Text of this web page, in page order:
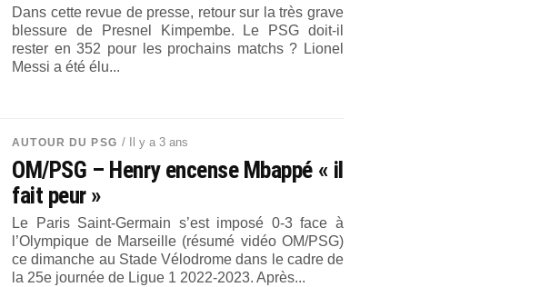
Dans cette revue de presse, retour sur la très grave
blessure de Presnel Kimpembe. Le PSG doit-il
rester en 352 pour les prochains matchs ? Lionel
Messi a été élu...
AUTOUR DU PSG / Il y a 3 ans
OM/PSG – Henry encense Mbappé « il
fait peur »
Le Paris Saint-Germain s’est imposé 0-3 face à
l’Olympique de Marseille (résumé vidéo OM/PSG)
ce dimanche au Stade Vélodrome dans le cadre de
la 25e journée de Ligue 1 2022-2023. Après...